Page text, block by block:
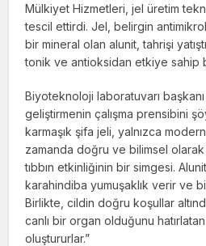
Mülkiyet Hizmetleri, jel üretim
tescil ettirdi. Jel, belirgin
bir mineral olan alunit, tahrişi
tonik ve antioksidan etkiye sahip
Biyoteknoloji laboratuvarı başkanı
geliştirmenin çalışma prensibini
karmaşık şifa jeli, yalnızca
zamanda doğru ve bilimsel olarak
tıbbın etkinliğinin bir simgesi.
karahindiba yumuşaklık verir ve
Birlikte, cildin doğru koşullar
canlı bir organ olduğunu
oluştururlar.”